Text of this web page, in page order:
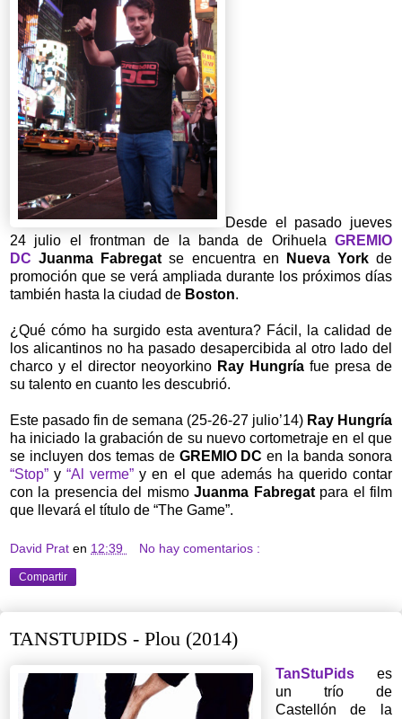
Desde el pasado jueves
24 julio el frontman de la banda de Orihuela GREMIO
DC Juanma Fabregat se encuentra en Nueva York de
promoción que se verá ampliada durante los próximos días
también hasta la ciudad de Boston.
¿Qué cómo ha surgido esta aventura? Fácil, la calidad de
los alicantinos no ha pasado desapercibida al otro lado del
charco y el director neoyorkino Ray Hungría fue presa de
su talento en cuanto les descubrió.
Este pasado fin de semana (25-26-27 julio’14) Ray Hungría
ha iniciado la grabación de su nuevo cortometraje en el que
se incluyen dos temas de GREMIO DCen la banda sonora
“Stop” y“Al verme” y en el que además ha querido contar
con la presencia del mismoJuanma Fabregatpara el film
que llevará el título de “The Game”.
David Prat en 12:39 No hay comentarios :
Compartir
TANSTUPIDS - Plou (2014)
TanStuPidses
un trío de
Castellón de la